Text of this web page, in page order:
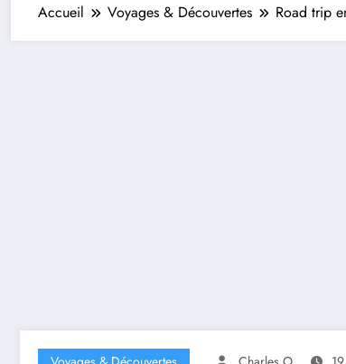
Accueil Voyages & Découvertes Road trip